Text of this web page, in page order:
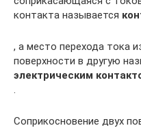
контакта называется
, а место перехода тока
поверхности в другую
электрическим
.
Соприкосновение двух